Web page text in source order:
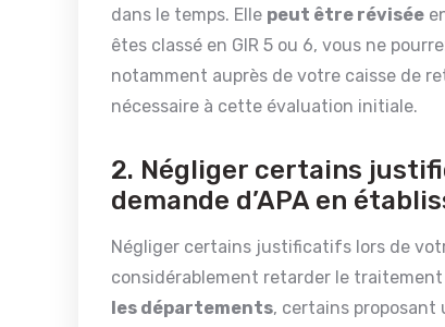
dans le temps. Elle peut être révisée
êtes classé en GIR 5 ou 6, vous ne
notamment auprès de votre caisse de
nécessaire à cette évaluation initiale.
2. Négliger certains
demande d’APA en
Négliger certains justificatifs lors de
considérablement retarder le
les départements, certains proposant